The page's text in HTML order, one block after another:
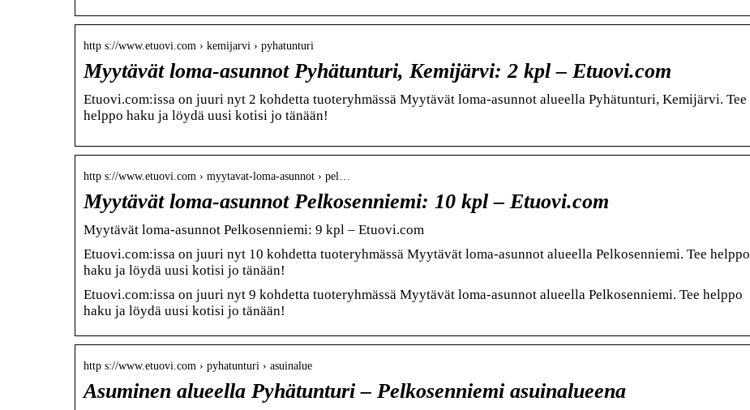
http s://www.etuovi.com › kemijarvi › pyhatunturi
Myytävät loma-asunnot Pyhätunturi, Kemijärvi: 2 kpl – Etuovi.com
Etuovi.com:issa on juuri nyt 2 kohdetta tuoteryhmässä Myytävät loma-asunnot alueella Pyhätunturi, Kemijärvi. Tee
helppo haku ja löydä uusi kotisi jo tänään!
http s://www.etuovi.com › myytavat-loma-asunnot › pel…
Myytävät loma-asunnot Pelkosenniemi: 10 kpl – Etuovi.com
Myytävät loma-asunnot Pelkosenniemi: 9 kpl – Etuovi.com
Etuovi.com:issa on juuri nyt 10 kohdetta tuoteryhmässä Myytävät loma-asunnot alueella Pelkosenniemi. Tee helppo
haku ja löydä uusi kotisi jo tänään!
Etuovi.com:issa on juuri nyt 9 kohdetta tuoteryhmässä Myytävät loma-asunnot alueella Pelkosenniemi. Tee helppo
haku ja löydä uusi kotisi jo tänään!
http s://www.etuovi.com › pyhatunturi › asuinalue
Asuminen alueella Pyhätunturi – Pelkosenniemi asuinalueena